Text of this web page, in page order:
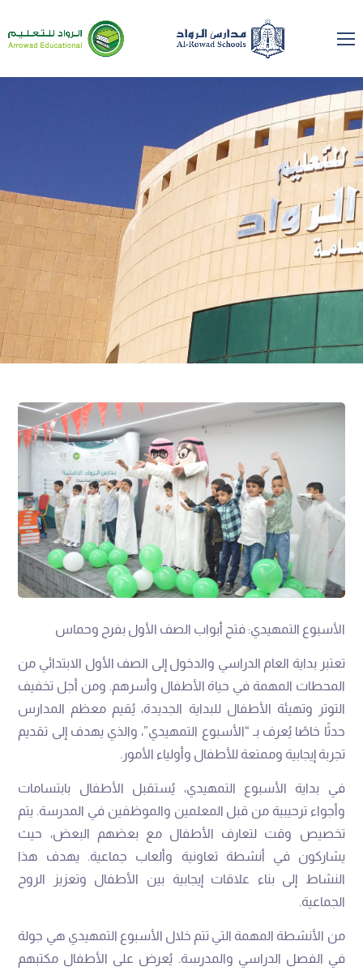
الأسبوع التمهيدي: فتح أبواب الصف الأول بفرح وحماس
تعتبر بداية العام الدراسي والدخول إلى الصف الأول الابتدائي من
المحطات المهمة في حياة الأطفال وأسرهم. ومن أجل تخفيف
التوتر وتهيئة الأطفال للبداية الجديدة، يُقيم معظم المدارس
حدثًا خاصًا يُعرف بـ “الأسبوع التمهيدي”، والذي يهدف إلى تقديم
تجربة إيجابية وممتعة للأطفال وأولياء الأمور.
في بداية الأسبوع التمهيدي، يُستقبل الأطفال بابتسامات
وأجواء ترحيبية من قبل المعلمين والموظفين في المدرسة. يتم
تخصيص وقت لتعارف الأطفال مع بعضهم البعض، حيث
يشاركون في أنشطة تعاونية وألعاب جماعية. يهدف هذا
النشاط إلى بناء علاقات إيجابية بين الأطفال وتعزيز الروح
الجماعية.
من الأنشطة المهمة التي تتم خلال الأسبوع التمهيدي هي جولة
في الفصل الدراسي والمدرسة. يُعرض على الأطفال مكتبهم